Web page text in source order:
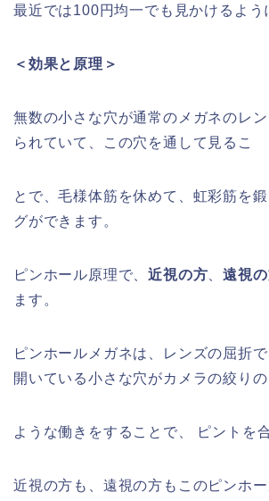
最近では100円均一でも見かけるよう
＜効果と原理＞
無数の小さな穴が通常のメガネのレ
られていて、この穴を通して見るこ
とで、毛様体筋を休めて、虹彩筋を
グができます。
ピンホール原理で、近視の方 、遠視
ます。
ピンホールメガネは、レンズの屈折
開いている小さな穴がカメラの絞りの
ような働きをすることで、 ピントを
近視の方も、遠視の方もこのピンホ